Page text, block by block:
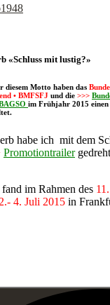
«Schluss mit lustig?»
diesem Motto haben das
• BMFSFJ und die >>>
im Frühjahr 2015
habe ich mit dem
Promotiontrailer
im Rahmen des
2.- 4. Juli 2015 in